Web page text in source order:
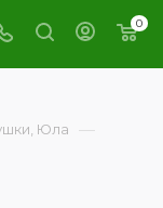
0
Юла —